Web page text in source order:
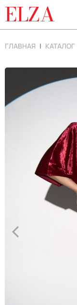
ELZA
ГЛАВНАЯ КАТАЛОГ
<